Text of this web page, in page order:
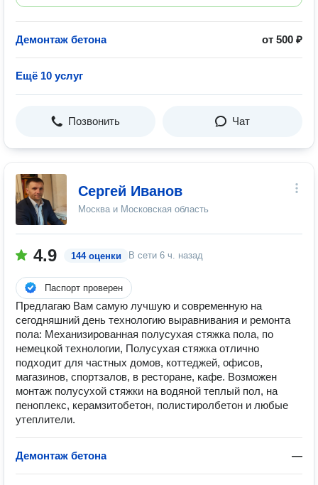
Демонтаж бетона от 500 ₽
Ещё 10 услуг
Позвонить Чат
Сергей Иванов
Москва и Московская область
4.9 144 оценки В сети 6 ч. назад
Паспорт проверен
Предлагаю Вам самую лучшую и современную на
сегодняшний день технологию выравнивания и ремонта
пола: Механизированная полусухая стяжка пола, по
немецкой технологии, Полусухая стяжка отлично
подходит для частных домов, коттеджей, офисов,
магазинов, спортзалов, в ресторане, кафе. Возможен
монтаж полусухой стяжки на водяной теплый пол, на
пеноплекс, керамзитобетон, полистиролбетон и любые
утеплители.
Демонтаж бетона —